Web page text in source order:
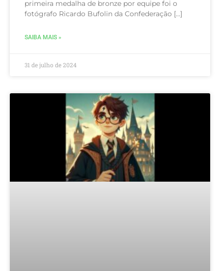
primeira medalha de bronze por equipe foi o
fotógrafo Ricardo Bufolin da Confederação […]
SAIBA MAIS »
31 de julho de 2024